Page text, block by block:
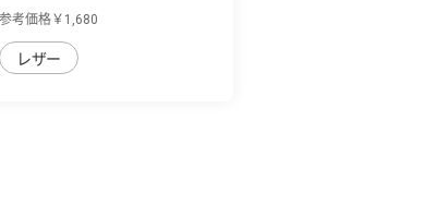
参考価格￥1,680
レザー